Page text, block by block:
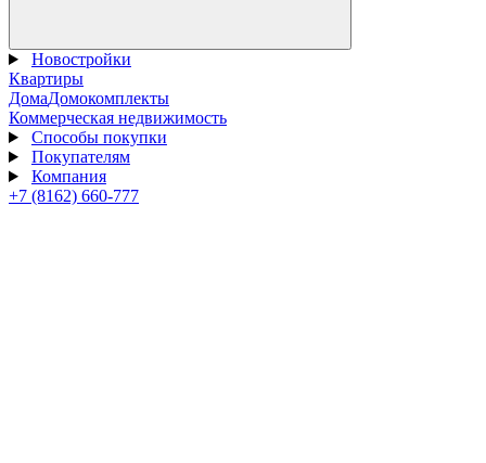
Новостройки
Квартиры
ДомаДомокомплекты
Коммерческая недвижимость
Способы покупки
Покупателям
Компания
+7 (8162) 660-777